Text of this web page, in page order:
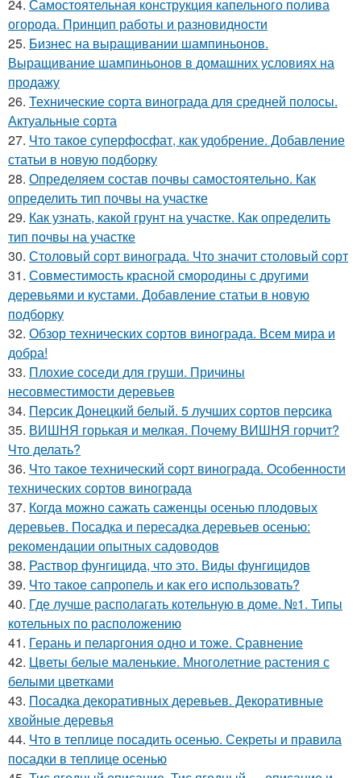
24. Самостоятельная конструкция капельного полива
огорода. Принцип работы и разновидности
25. Бизнес на выращивании шампиньонов.
Выращивание шампиньонов в домашних условиях на
продажу
26. Технические сорта винограда для средней полосы.
Актуальные сорта
27. Что такое суперфосфат, как удобрение. Добавление
статьи в новую подборку
28. Определяем состав почвы самостоятельно. Как
определить тип почвы на участке
29. Как узнать, какой грунт на участке. Как определить
тип почвы на участке
30. Столовый сорт винограда. Что значит столовый сорт
31. Совместимость красной смородины с другими
деревьями и кустами. Добавление статьи в новую
подборку
32. Обзор технических сортов винограда. Всем мира и
добра!
33. Плохие соседи для груши. Причины
несовместимости деревьев
34. Персик Донецкий белый. 5 лучших сортов персика
35. ВИШНЯ горькая и мелкая. Почему ВИШНЯ горчит?
Что делать?
36. Что такое технический сорт винограда. Особенности
технических сортов винограда
37. Когда можно сажать саженцы осенью плодовых
деревьев. Посадка и пересадка деревьев осенью:
рекомендации опытных садоводов
38. Раствор фунгицида, что это. Виды фунгицидов
39. Что такое сапропель и как его использовать?
40. Где лучше располагать котельную в доме. №1. Типы
котельных по расположению
41. Герань и пеларгония одно и тоже. Сравнение
42. Цветы белые маленькие. Многолетние растения с
белыми цветками
43. Посадка декоративных деревьев. Декоративные
хвойные деревья
44. Что в теплице посадить осенью. Секреты и правила
посадки в теплице осенью